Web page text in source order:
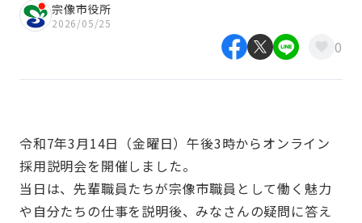
宗像市役所
2026/05/25
0
令和7年3月14日（金曜日）午後3時からオンライン
採用説明会を開催しました。
当日は、先輩職員たちが宗像市職員として働く魅力
や自分たちの仕事を説明後、みなさんの疑問に答え